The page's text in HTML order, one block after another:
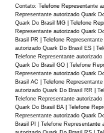
Contato: Telefone Representante
Representante autorizado Quark
Quark Do Brasil MG | Telefone
Representante autorizado Quark
Brasil PR | Telefone
autorizado Quark Do Brasil ES |
Telefone Representante
Quark Do Brasil GO | Telefone
Representante autorizado Quark
Brasil AC | Telefone
autorizado Quark Do Brasil RR |
Telefone Representante
Quark Do Brasil BA | Telefone
Representante autorizado Quark
Brasil PI | Telefone Representante